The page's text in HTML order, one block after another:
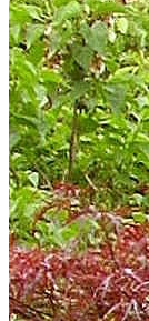
Exposition
d’Etienne ATHEA
11 septembre
du 1er au 18